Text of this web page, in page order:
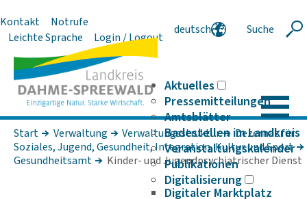
Kontakt
Notrufe
Leichte Sprache
Login / Logout
deutsch
Suche
Aktuelles
Pressemitteilungen
Amtsblätter
Badestellen im Landkreis
Veranstaltungskalender
Publikationen
Digitalisierung
Digitaler Marktplatz
Start Verwaltung Verwaltungsstruktur
Dezernat für
Soziales, Jugend, Gesundheit, Integration, Kultur und Sport
Gesundheitsamt
Kinder- und Jugendpsychiatrischer Dienst